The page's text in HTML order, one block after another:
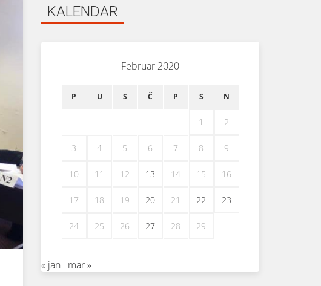
KALENDAR
Februar 2020
P U S Č P S N
1 2
3 4 5 6 7 8 9
10 11 12 13 14 15 16
17 18 19 20 21 22 23
24 25 26 27 28 29
« jan mar »